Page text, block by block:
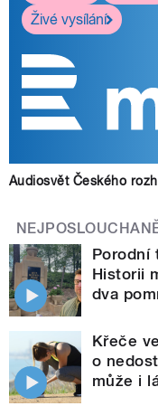
Živé vysílání
Audiosvět Českého
Porodní
Historii
dva
Křeče
o
může i